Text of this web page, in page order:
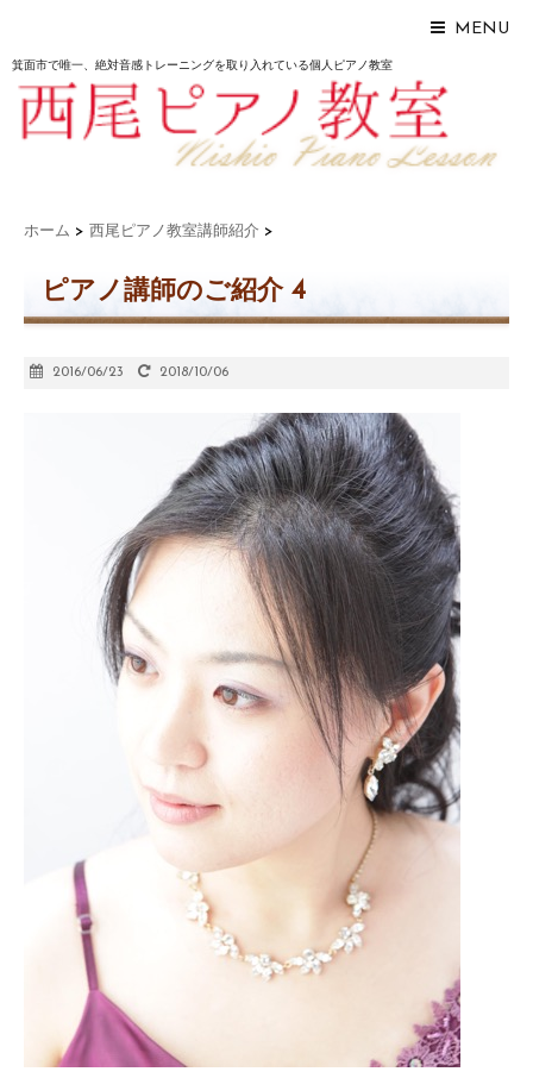
MENU
箕面市で唯一、絶対音感トレーニングを取り入れている個人ピアノ教室
ホーム > 西尾ピアノ教室講師紹介 >
ピアノ講師のご紹介 4
2016/06/23 2018/10/06